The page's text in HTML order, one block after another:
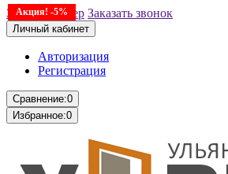
Заказать замер Заказать звонок
Личный кабинет
Авторизация
Регистрация
Сравнение:0
Избранное:0
Акция! -5%